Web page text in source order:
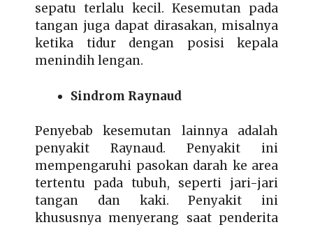
sepatu terlalu kecil. Kesemutan pada
tangan juga dapat dirasakan, misalnya
ketika tidur dengan posisi kepala
menindih lengan.
Sindrom Raynaud
Penyebab kesemutan lainnya adalah
penyakit Raynaud. Penyakit ini
mempengaruhi pasokan darah ke area
tertentu pada tubuh, seperti jari-jari
tangan dan kaki. Penyakit ini
khususnya menyerang saat penderita